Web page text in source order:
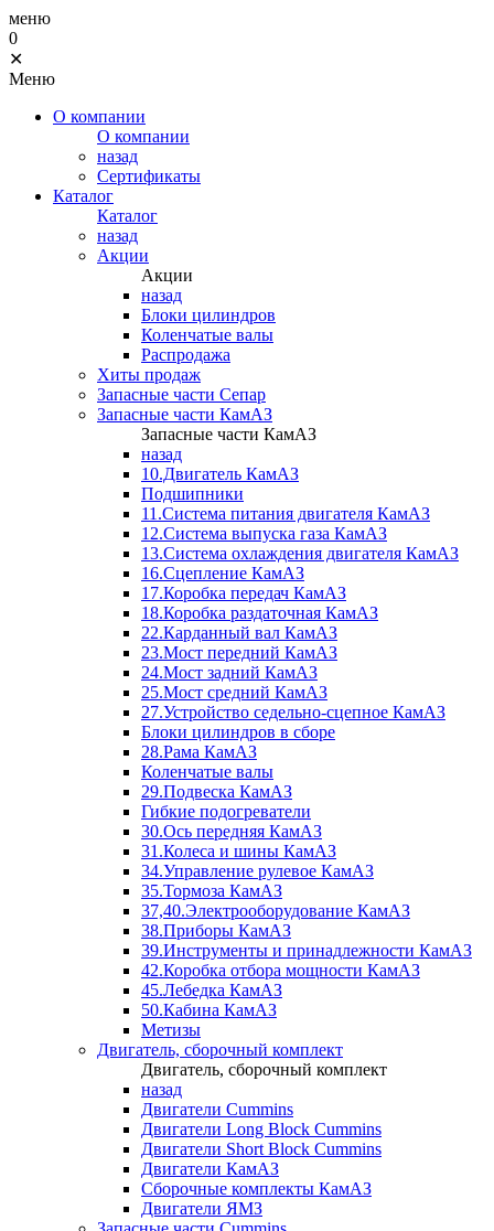
меню
0
✕
Меню
О компании
О компании
назад
Сертификаты
Каталог
Каталог
назад
Акции
Акции
назад
Блоки цилиндров
Коленчатые валы
Распродажа
Хиты продаж
Запасные части Сепар
Запасные части КамАЗ
Запасные части КамАЗ
назад
10.Двигатель КамАЗ
Подшипники
11.Система питания двигателя КамАЗ
12.Система выпуска газа КамАЗ
13.Система охлаждения двигателя КамАЗ
16.Сцепление КамАЗ
17.Коробка передач КамАЗ
18.Коробка раздаточная КамАЗ
22.Карданный вал КамАЗ
23.Мост передний КамАЗ
24.Мост задний КамАЗ
25.Мост средний КамАЗ
27.Устройство седельно-сцепное КамАЗ
Блоки цилиндров в сборе
28.Рама КамАЗ
Коленчатые валы
29.Подвеска КамАЗ
Гибкие подогреватели
30.Ось передняя КамАЗ
31.Колеса и шины КамАЗ
34.Управление рулевое КамАЗ
35.Тормоза КамАЗ
37,40.Электрооборудование КамАЗ
38.Приборы КамАЗ
39.Инструменты и принадлежности КамАЗ
42.Коробка отбора мощности КамАЗ
45.Лебедка КамАЗ
50.Кабина КамАЗ
Метизы
Двигатель, сборочный комплект
Двигатель, сборочный комплект
назад
Двигатели Cummins
Двигатели Long Bloсk Cummins
Двигатели Short Bloсk Cummins
Двигатели КамАЗ
Сборочные комплекты КамАЗ
Двигатели ЯМЗ